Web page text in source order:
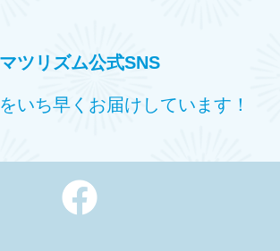
マツリズム公式SNS
いち早くお届けしています！